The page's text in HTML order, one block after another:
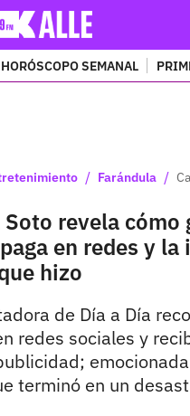
HORÓSCOPO SEMANAL
/ Farándula /
revela cómo
en redes y
hizo
de Día a Día
redes sociales y
terminó en un